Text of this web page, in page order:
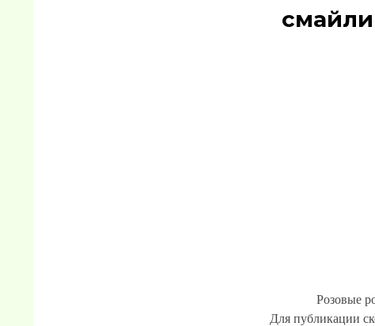
Розовые
Для публикации